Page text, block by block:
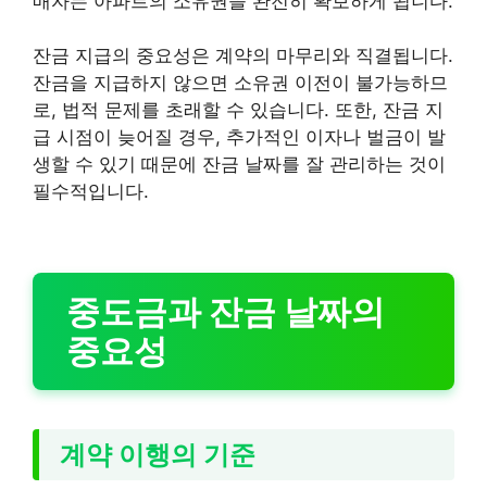
잔금 지급의 중요성은 계약의 마무리와 직결됩니다.
잔금을 지급하지 않으면 소유권 이전이 불가능하므
로, 법적 문제를 초래할 수 있습니다. 또한, 잔금 지
급 시점이 늦어질 경우, 추가적인 이자나 벌금이 발
생할 수 있기 때문에 잔금 날짜를 잘 관리하는 것이
필수적입니다.
중도금과 잔금 날짜의
중요성
계약 이행의 기준